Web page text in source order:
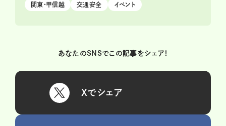
関東・甲信越 交通安全 イベント
あなたのSNSでこの記事をシェア！
Xでシェア